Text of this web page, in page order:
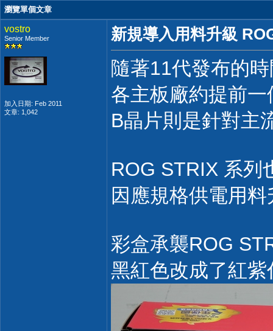
瀏覽單個文章
vostro
Senior Member
加入日期: Feb 2011
文章: 1,042
新規導入用料升級
隨著11代發布的
各主板廠約提前
B晶片則是針對主
ROG STRIX 系列
因應規格供電用
彩盒承襲ROG
黑紅色改成了紅